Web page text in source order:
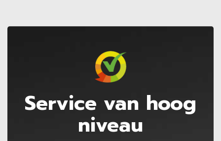
Service van hoog
niveau